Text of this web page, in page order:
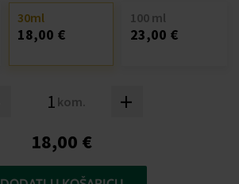
kom. +
30ml
18,00 €
100 ml
23,00 €
18,00 €